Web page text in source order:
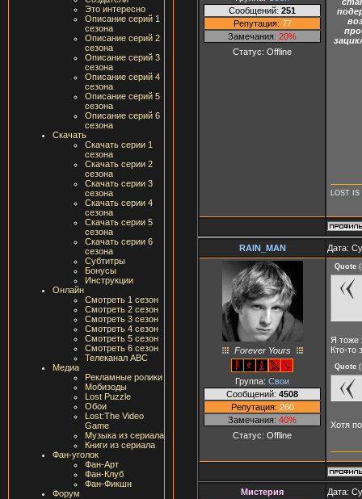
Это интересно
Описание серий 1
сезона
Описание серий 2
сезона
Описание серий 3
сезона
Описание серий 4
сезона
Описание серий 5
сезона
Описание серий 6
сезона
Скачать
Скачать серии 1
сезона
Скачать серии 2
сезона
Скачать серии 3
сезона
Скачать серии 4
сезона
Скачать серии 5
сезона
Скачать серии 6
сезона
Субтитры
Бонусы
Инструкции
Онлайн
Смотреть 1 сезон
Смотреть 2 сезон
Смотреть 3 сезон
Смотреть 4 сезон
Смотреть 5 сезон
Смотреть 6 сезон
Телеканал ABC
Медиа
Рекламные ролики
Мобизоды
Lost Puzzle
Обои
Lost:The Video
Game
Музыка из сериала
Книги из сериала
Фан-уголок
Фан-Арт
Фан-Клуб
Фан-Фикшн
Форум
Сообщений: 251
Репутация: 77
Замечания: 20%
Статус: Offline
LOST IS
RAIN_MAN Дата:
Forever Yours
Группа: Свои
Сообщений: 4508
Репутация: 260
Замечания: 40%
Статус: Offline
Quote (
Я тоже
Кто-то
Quote (
Хотя
Мистерия Дата: